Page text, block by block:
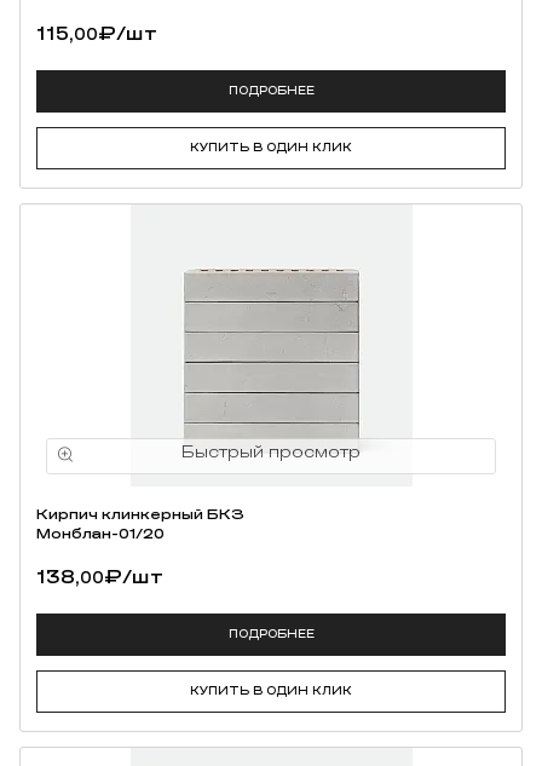
115,00₽/шт
ПОДРОБНЕЕ
КУПИТЬ В ОДИН КЛИК
Кирпич клинкерный БКЗ
Монблан-01/20
138,00₽/шт
ПОДРОБНЕЕ
КУПИТЬ В ОДИН КЛИК